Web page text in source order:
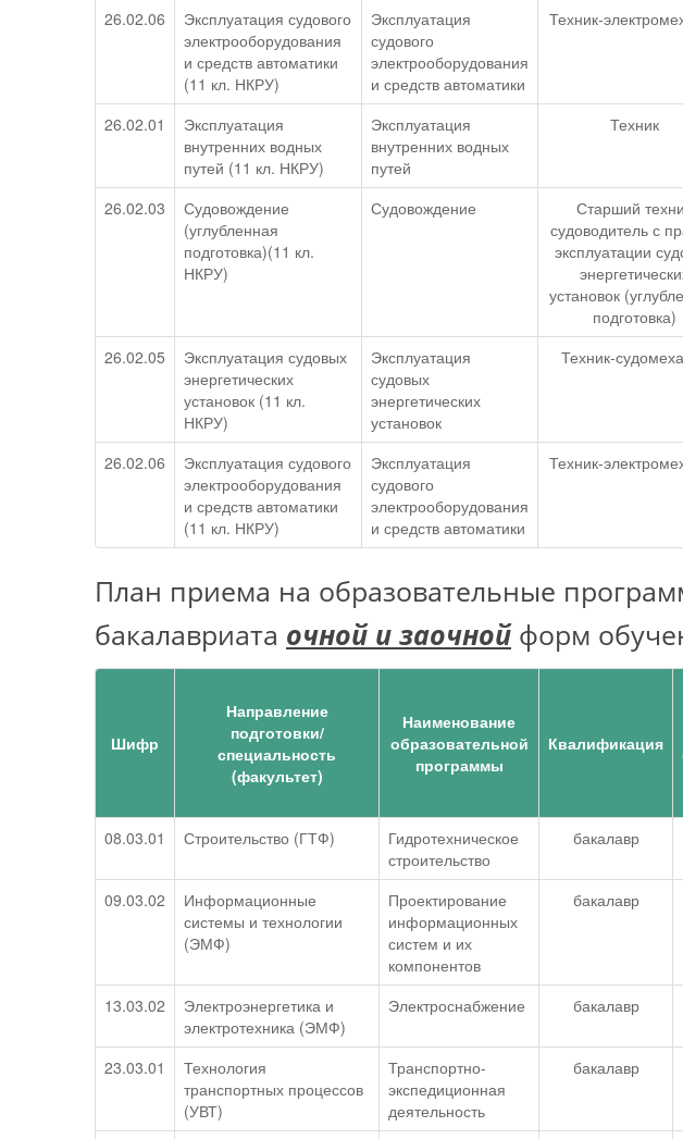
26.02.06
Эксплуатация судового
электрооборудования
и средств автоматики
(11 кл. НКРУ)
Эксплуатация
судового
электрооборудования
и средств автоматики
Техник-
26.02.01
Эксплуатация
внутренних водных
путей (11 кл. НКРУ)
Эксплуатация
внутренних водных
путей
Техник
26.02.03
Судовождение
(углубленная
подготовка)(11 кл.
НКРУ)
Судовождение
Старший
судоводитель с
эксплуатации
установок
подготовка)
26.02.05
Эксплуатация судовых
энергетических
установок (11 кл.
НКРУ)
Эксплуатация
судовых
энергетических
установок
Техник-
26.02.06
Эксплуатация судового
электрооборудования
и средств автоматики
(11 кл. НКРУ)
Эксплуатация
судового
электрооборудования
и средств автоматики
Техник-
План приема на образовательные
бакалавриата очной и заочнойформ
Шифр
Направление
подготовки/
специальность
(факультет)
Наименование
образовательной
программы
Квалификация
08.03.01 Строительство (ГТФ)
Гидротехническое
строительство
бакалавр
09.03.02
Информационные
системы и технологии
(ЭМФ)
Проектирование
информационных
систем и их
компонентов
бакалавр
13.03.02
Электроэнергетика и
электротехника (ЭМФ)
Электроснабжение бакалавр
23.03.01
Технология
транспортных процессов
(УВТ)
Транспортно-
экспедиционная
деятельность
бакалавр